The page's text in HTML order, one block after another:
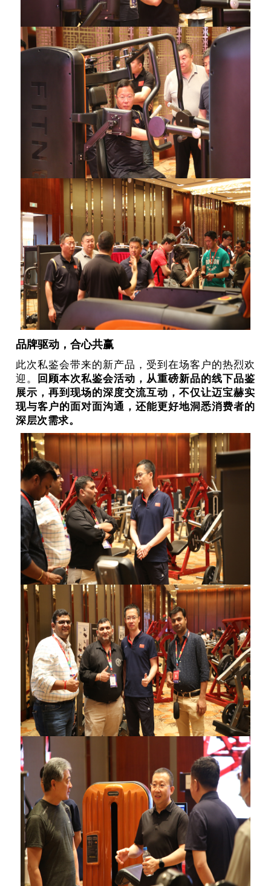
品牌驱动，合心共赢
此次私鉴会带来的新产品，受到在场客户的热烈欢
迎。 回顾本次私鉴会活动，从重磅新品的线下品鉴
展示，再到现场的深度交流互动，不仅让迈宝赫实
现与客户的面对面沟通，还能更好地洞悉消费者的
深层次需求。